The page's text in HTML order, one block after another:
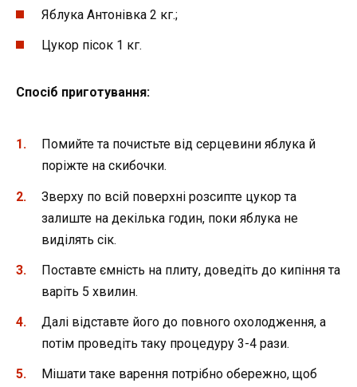
Яблука Антонівка 2 кг.;
Цукор пісок 1 кг.
Спосіб приготування:
Помийте та почистьте від серцевини яблука й
поріжте на скибочки.
Зверху по всій поверхні розсипте цукор та
залиште на декілька годин, поки яблука не
виділять сік.
Поставте ємність на плиту, доведіть до кипіння та
варіть 5 хвилин.
Далі відставте його до повного охолодження, а
потім проведіть таку процедуру 3-4 рази.
Мішати таке варення потрібно обережно, щоб